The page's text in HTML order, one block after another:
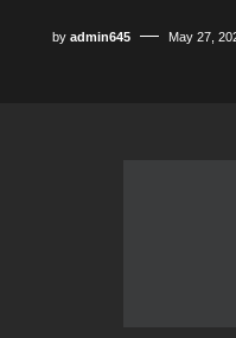
by admin645 May 27,